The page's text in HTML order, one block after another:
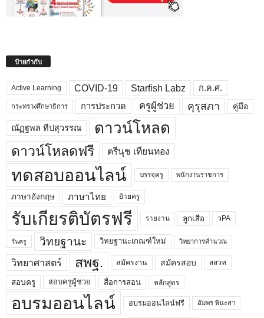
ป้ายกำกับ
Active Learning COVID-19 Starfish Labz ก.ค.ศ.
กระทรวงศึกษาธิการ การประกวด ครูผู้ช่วย คุรุสภา คู่มือ
ณัฏฐพล ทีปสุวรรณ ดาวน์โหลด
ดาวน์โหลดฟรี ตรีนุช เทียนทอง
ทดสอบออนไลน์ บรรจุครู พนักงานราชการ
ภาษาอังกฤษ ภาษาไทย ย้ายครู
รับเกียรติบัตรฟรี รายงาน ลูกเสือ วPA
วันครู วิทยฐานะ วิทยฐานะเกณฑ์ใหม่ วิทยาการคำนวณ
วิทยาศาสตร์ สพฐ. สมัครงาน สมัครสอบ สสวท
สอบครู สอบครูผู้ช่วย สื่อการสอน หลักสูตร
อบรมออนไลน์ อบรมออนไลน์ฟรี อัมพร พินะสา